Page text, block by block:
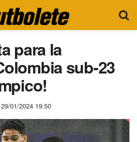
para la
sub-23
29/01/2024 19:50